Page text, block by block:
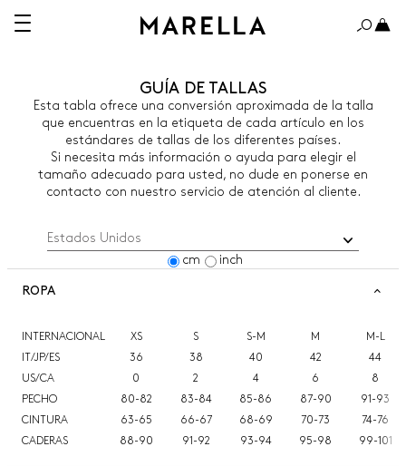
GUÍA DE TALLAS
Esta tabla ofrece una conversión aproximada de la talla
que encuentras en la etiqueta de cada artículo en los
estándares de tallas de los diferentes países.
Si necesita más información o ayuda para elegir el
tamaño adecuado para usted, no dude en ponerse en
contacto con nuestro servicio de atención al cliente.
cm inch
ROPA
INTERNACIONAL XS S S-M M M-L
IT/JP/ES 36 38 40 42 44
US/CA 0 2 4 6 8
PECHO 80-82 83-84 85-86 87-90 91-93
CINTURA 63-65 66-67 68-69 70-73 74-76
CADERAS 88-90 91-92 93-94 95-98 99-101